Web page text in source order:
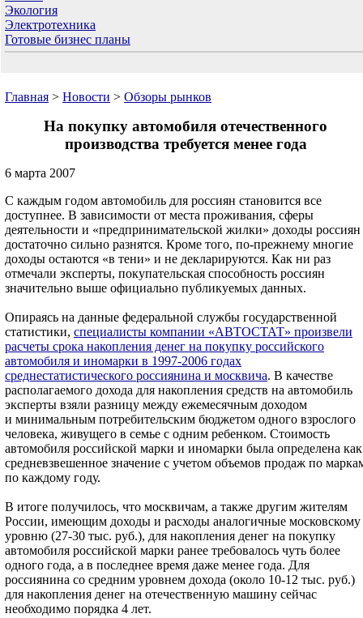
Экология
Электротехника
Готовые бизнес планы
Главная > Новости > Обзоры рынков
На покупку автомобиля отечественного
производства требуется менее года
6 марта 2007
С каждым годом автомобиль для россиян становится все
доступнее. В зависимости от места проживания, сферы
деятельности и «предпринимательской жилки» доходы россиян
достаточно сильно разнятся. Кроме того, по-прежнему многие
доходы остаются «в тени» и не декларируются. Как ни раз
отмечали эксперты, покупательская способность россиян
значительно выше официально публикуемых данных.
Опираясь на данные федеральной службы государственной
статистики, специалисты компании «АВТОСТАТ» произвели
расчеты срока накопления денег на покупку российского
автомобиля и иномарки в 1997-2006 годах
среднестатистического россиянина и москвича. В качестве
располагаемого дохода для накопления средств на автомобиль
эксперты взяли разницу между ежемесячным доходом
и минимальным потребительским бюджетом одного взрослого
человека, живущего в семье с одним ребенком. Стоимость
автомобиля российской марки и иномарки была определена как
средневзвешенное значение с учетом объемов продаж по
по каждому году.
В итоге получилось, что москвичам, а также другим жителям
России, имеющим доходы и расходы аналогичные московскому
уровню (27-30 тыс. руб.), для накопления денег на покупку
автомобиля российской марки ранее требовалось чуть более
одного года, а в последнее время даже менее года. Для
россиянина со средним уровнем дохода (около 10-12 тыс. руб.)
для накопления денег на отечественную машину сейчас
необходимо порядка 4 лет.